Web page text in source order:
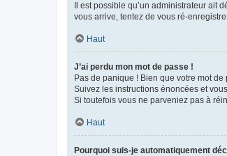
Il est possible qu’un administrateur
vous arrive, tentez de vous ré-
Haut
J’ai perdu mon mot de passe !
Pas de panique ! Bien que votre mot
Suivez les instructions énoncées et
Si toutefois vous ne parveniez pas à
Haut
Pourquoi suis-je automatiquement